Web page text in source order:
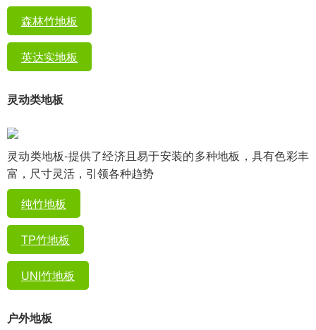
森林竹地板
英达实地板
灵动类地板
灵动类地板-提供了经济且易于安装的多种地板，具有色彩丰
富，尺寸灵活，引领各种趋势
纯竹地板
TP竹地板
UNI竹地板
户外地板